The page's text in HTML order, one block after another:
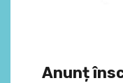
Anunț